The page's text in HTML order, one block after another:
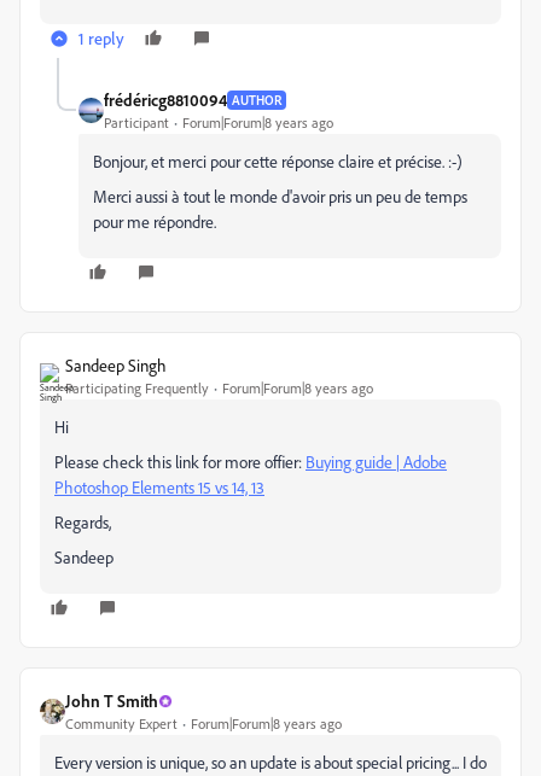
1 reply
frédéricg8810094 AUTHOR
Participant Forum|Forum|8 years ago
Bonjour, et merci pour cette réponse claire et précise. :-)
Merci aussi à tout le monde d'avoir pris un peu de temps
pour me répondre.
Sandeep Singh
Participating Frequently Forum|Forum|8 years ago
Hi
Please check this link for more offier: Buying guide | Adobe
Photoshop Elements 15 vs 14, 13
Regards,
Sandeep
John T Smith
Community Expert Forum|Forum|8 years ago
Every version is unique, so an update is about special pricing... I do